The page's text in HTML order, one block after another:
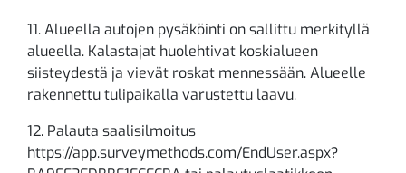
11. Alueella autojen pysäköinti on sallittu merkityllä
alueella. Kalastajat huolehtivat koskialueen
siisteydestä ja vievät roskat mennessään. Alueelle
rakennettu tulipaikalla varustettu laavu.
12. Palauta saalisilmoitus
https://app.surveymethods.com/EndUser.aspx?